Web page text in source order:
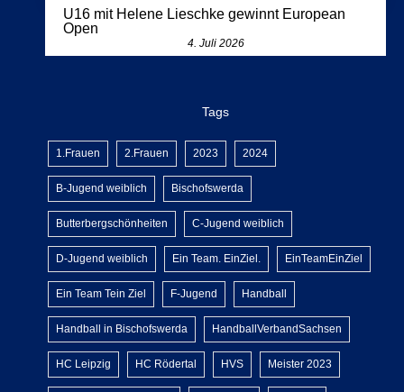
U16 mit Helene Lieschke gewinnt European
Open
4. Juli 2026
Tags
1.Frauen 2.Frauen 2023 2024
B-Jugend weiblich Bischofswerda
Butterbergschönheiten C-Jugend weiblich
D-Jugend weiblich Ein Team. EinZiel. EinTeamEinZiel
Ein Team Tein Ziel F-Jugend Handball
Handball in Bischofswerda HandballVerbandSachsen
HC Leipzig HC Rödertal HVS Meister 2023